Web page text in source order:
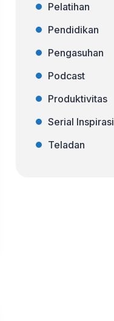
Pelatihan
Pendidikan
Pengasuhan
Podcast
Produktivitas
Serial Inspirasi
Teladan